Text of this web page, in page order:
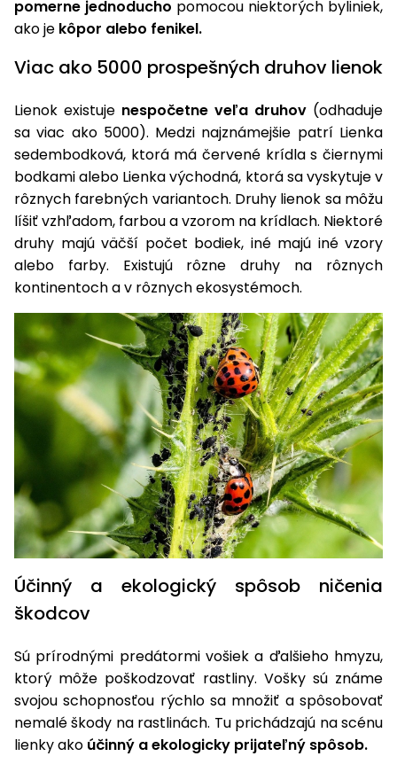
Náhradné
Vidly
Štiepačky
dreva
Drviče
Špalíkovače
Fukáre a
vysávače
na lístie
Záhradné
vozíky
Fúriky
Rozmetadlá
a posypové
vozíky
Čerpadlá
a
vodárne
Vysokotlakové
umývačky
stroje
Snežné
Odhŕňače
a lopaty
na sneh
Postrekovače
boxy
Ochrana
rastlín
Záhradné
Krhly
obrubníky
textílie
Odpudzovače
a pasce
Príslušenstvo
stoly
dosky
Transportéry
Rezačky
na
betón
Meracie
prístroje
Nabíjačky
autobatérií
Vykurovanie
Navijaky
Príslušenstvo
Bagre
Seniorské
vozíky
Prilby
Doplnky
pomerne jednoducho pomocou niektorých byliniek,
ako je kôpor alebo fenikel.
Viac ako 5000 prospešných druhov lienok
Lienok existuje nespočetne veľa druhov (odhaduje
sa viac ako 5000). Medzi najznámejšie patrí Lienka
sedembodková, ktorá má červené krídla s čiernymi
bodkami alebo Lienka východná, ktorá sa vyskytuje v
rôznych farebných variantoch. Druhy lienok sa môžu
líšiť vzhľadom, farbou a vzorom na krídlach. Niektoré
druhy majú väčší počet bodiek, iné majú iné vzory
alebo farby. Existujú rôzne druhy na rôznych
kontinentoch a v rôznych ekosystémoch.
Účinný a ekologický spôsob ničenia
škodcov
Sú prírodnými predátormi vošiek a ďalšieho hmyzu,
ktorý môže poškodzovať rastliny. Vošky sú známe
svojou schopnosťou rýchlo sa množiť a spôsobovať
nemalé škody na rastlinách. Tu prichádzajú na scénu
lienky ako účinný a ekologicky prijateľný spôsob.